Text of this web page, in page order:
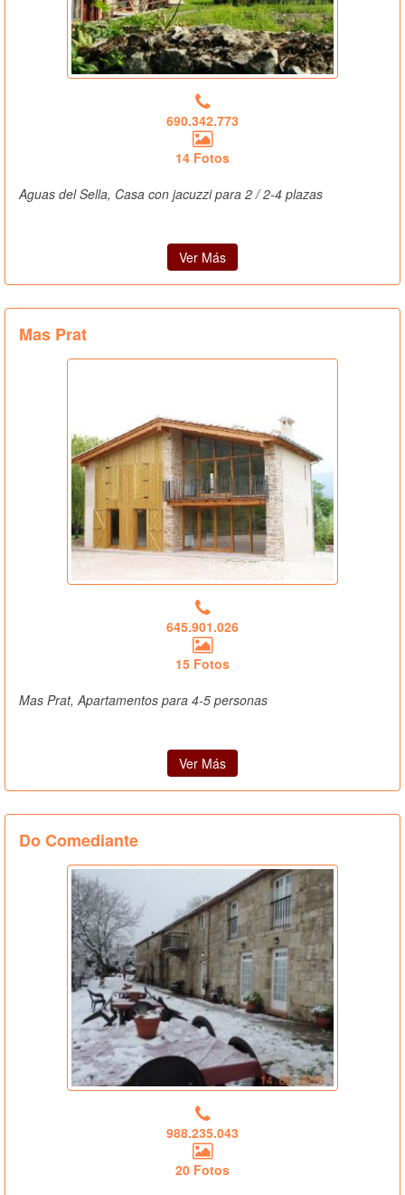
690.342.773
14 Fotos
Aguas del Sella, Casa con jacuzzi para 2 / 2-4 plazas
Ver Más
Mas Prat
645.901.026
15 Fotos
Mas Prat, Apartamentos para 4-5 personas
Ver Más
Do Comediante
988.235.043
20 Fotos